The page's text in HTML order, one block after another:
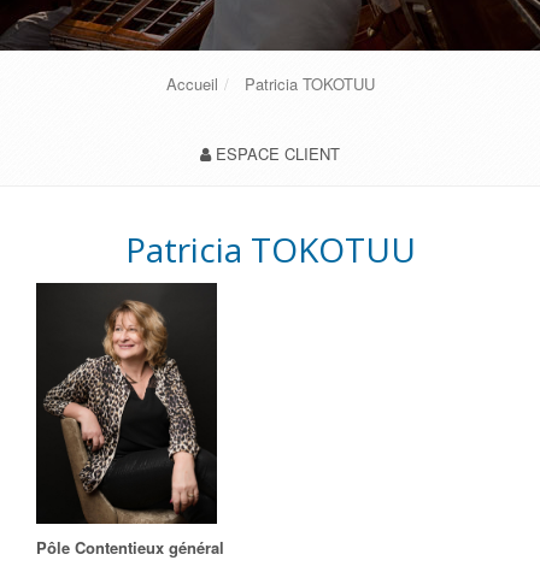
Accueil Patricia TOKOTUU
ESPACE CLIENT
Patricia TOKOTUU
Pôle Contentieux général